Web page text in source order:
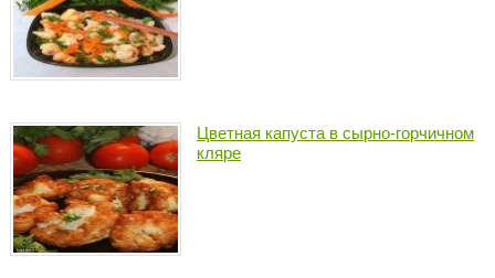
Цветная капуста в сырно-горчичном
кляре